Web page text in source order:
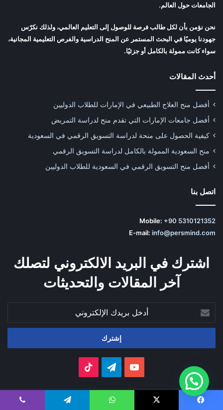
الجامعات حول العالم.
نحن نؤمن بأن لكل طالب فرصة للوصول إلى التعليم العالمي، ولذلك نكرّس
جهودنا يوميًا في البحث المستمر عن المنح الدراسية والفرص التعليمية المجانية،
سواء كانت ممولة بالكامل أو جزئيًا.
أحدث المقالات
أفضل منح العلاج الطبيعي في الإمارات للطلاب الدوليين
أفضل جامعات الإمارات التي تقدم منح لدراسة التمريض
كيفية الحصول على منحة لدراسة التسويق الرقمي في السعودية
منح السعودية الممولة بالكامل لدراسة التسويق الرقمي
أفضل منح التسويق الرقمي في السعودية للطلاب الدوليين
اتصل بنا
Mobile: +90 5310121352
E-mail: info@persmind.com
اشترك في البريد الالكتروني لتصلك
آخر المقالات والتحديثات
بريدك
الإلكتروني
‫YouTubeتيلقرام